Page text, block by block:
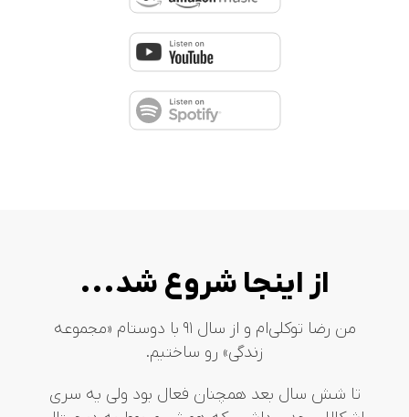
از اینجا شروع شد...
من رضا توکلی‌ام و از سال ۹۱ با دوستام «مجموعه
زندگی» رو ساختیم.
تا شش سال بعد همچنان فعال بود ولی یه سری